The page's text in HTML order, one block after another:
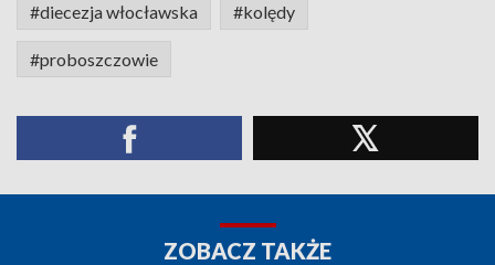
#diecezja włocławska #kolędy
#proboszczowie
ZOBACZ TAKŻE